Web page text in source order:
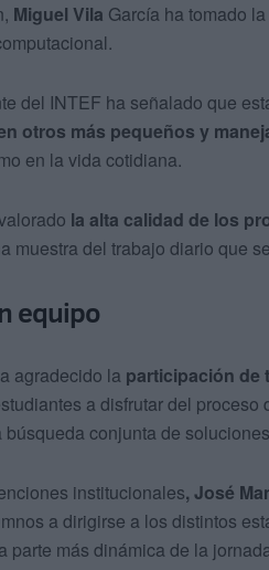
Miguel Vila García ha tomado
del INTEF ha señalado que
otros más pequeños y
en la vida cotidiana.
la alta calidad de los
muestra del trabajo diario que
equipo
agradecido la participación de
a disfrutar del
búsqueda conjunta de
institucionales, José
a dirigirse a los distintos
parte más dinámica de la